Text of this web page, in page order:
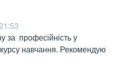
за  професійність у
навчання. Рекомендую